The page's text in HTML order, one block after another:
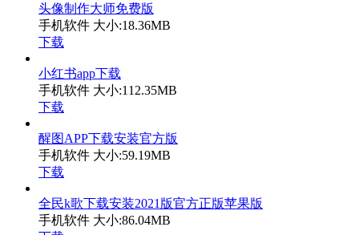
头像制作大师免费版
手机软件 大小:18.36MB
下载
小红书app下载
手机软件 大小:112.35MB
下载
醒图APP下载安装官方版
手机软件 大小:59.19MB
下载
全民k歌下载安装2021版官方正版苹果版
手机软件 大小:86.04MB